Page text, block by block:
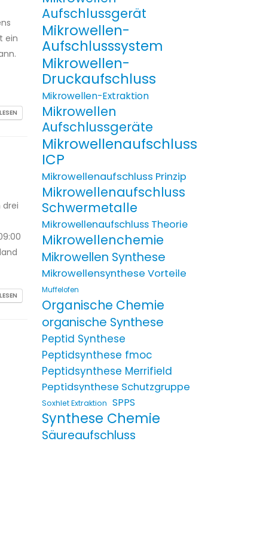
Aufschlussgerät
Mikrowellen-
Aufschlusssystem
Mikrowellen-
Druckaufschluss
Mikrowellen-Extraktion
Mikrowellen
Aufschlussgeräte
Mikrowellenaufschluss
ICP
Mikrowellenaufschluss Prinzip
Mikrowellenaufschluss
Schwermetalle
Mikrowellenaufschluss Theorie
Mikrowellenchemie
Mikrowellen Synthese
Mikrowellensynthese Vorteile
Muffelofen
Organische Chemie
organische Synthese
Peptid Synthese
Peptidsynthese fmoc
Peptidsynthese Merrifield
Peptidsynthese Schutzgruppe
Soxhlet Extraktion SPPS
Synthese Chemie
Säureaufschluss
ein
drei